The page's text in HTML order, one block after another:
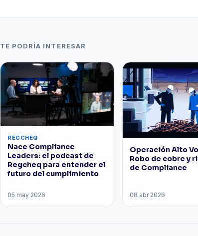
TE PODRÍA INTERESAR
REGCHEQ
Nace Compliance
Leaders: el podcast de
Regcheq para entender el
futuro del cumplimiento
05 may 2026
Operación Alto
Robo de cobre y
de Compliance
08 abr 2026